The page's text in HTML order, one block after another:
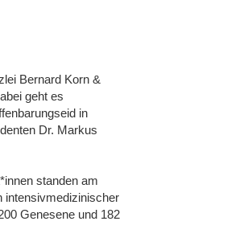
Bernard Korn &
geht es
in
Dr. Markus
standen am
intensivmedizinischer
Genesene und 182